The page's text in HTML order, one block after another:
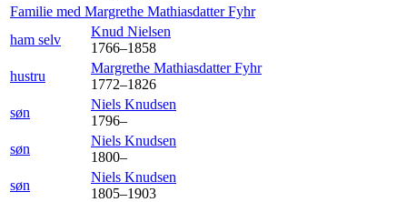
Familie med Margrethe MathiasdatterFyhr
ham selv
Knud Nielsen
1766–1858
hustru
Margrethe MathiasdatterFyhr
1772–1826
søn
Niels Knudsen
1796–
søn
Niels Knudsen
1800–
søn
Niels Knudsen
1805–1903